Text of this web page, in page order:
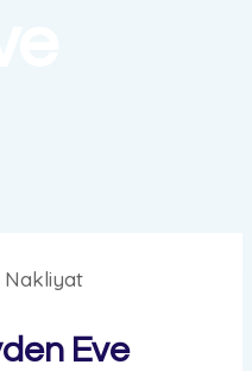
Eve